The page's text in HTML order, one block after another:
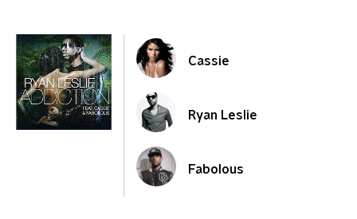
Cassie
Ryan Leslie
Fabolous